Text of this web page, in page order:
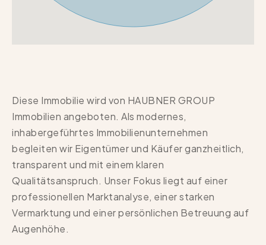
Diese Immobilie wird von HAUBNER GROUP
Immobilien angeboten. Als modernes,
inhabergeführtes Immobilienunternehmen
begleiten wir Eigentümer und Käufer ganzheitlich,
transparent und mit einem klaren
Qualitätsanspruch. Unser Fokus liegt auf einer
professionellen Marktanalyse, einer starken
Vermarktung und einer persönlichen Betreuung auf
Augenhöhe.